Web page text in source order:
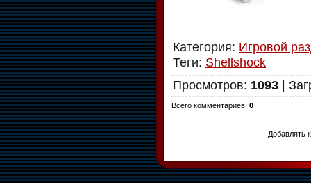
Категория: Игровой
Теги: Shellshock
Просмотров: 1093 |
Всего комментариев: 0
Добавлять